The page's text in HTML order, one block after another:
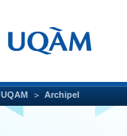
UQAM Archipel